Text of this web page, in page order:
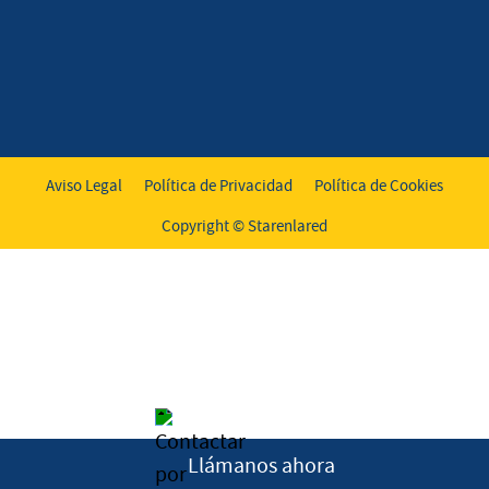
Aviso Legal Política de Privacidad
Política de Cookies
Copyright © Starenlared
Llámanos ahora